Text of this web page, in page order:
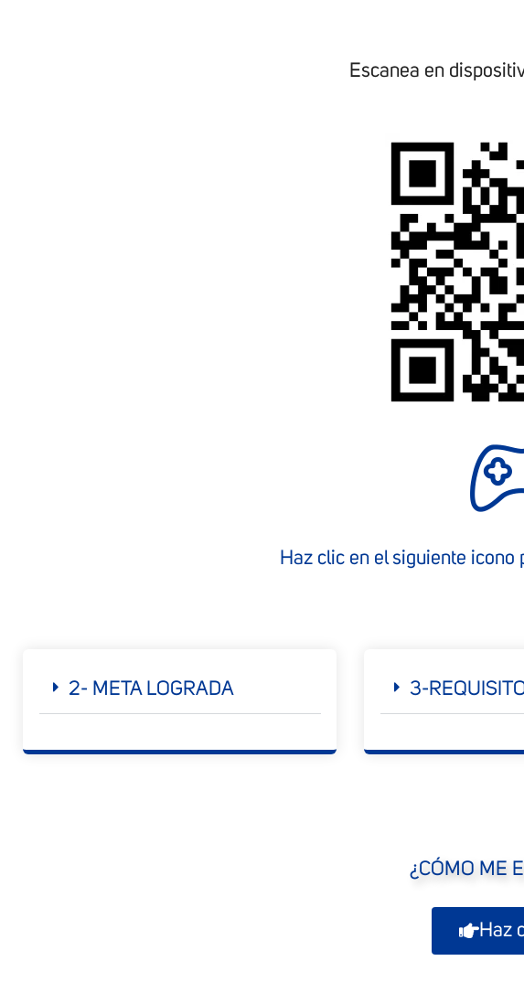
Escanea en
Haz clic en el siguiente
2- META LOGRADA 3-
¿CÓMO ME
Haz